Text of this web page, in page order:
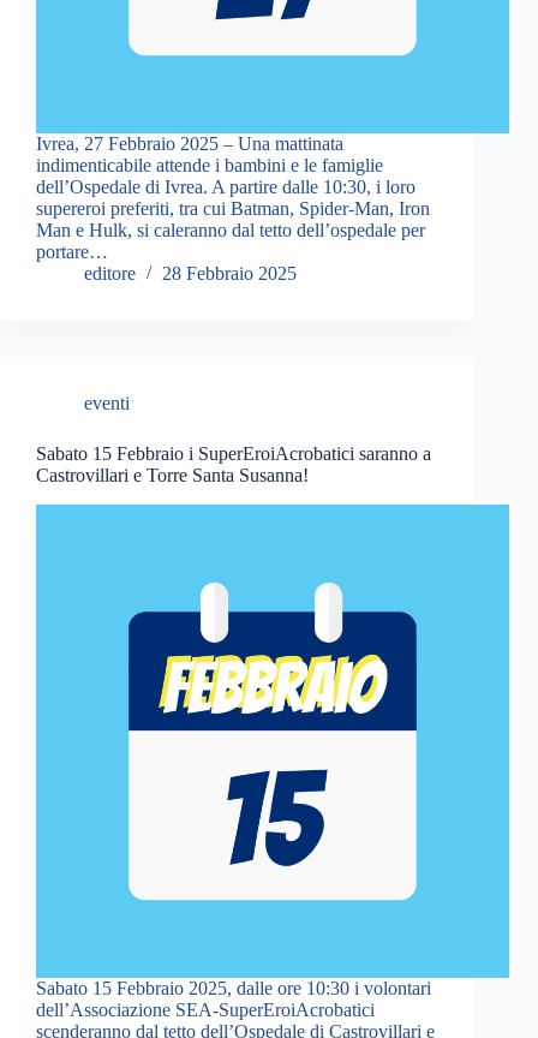
Ivrea, 27 Febbraio 2025 – Una mattinata
indimenticabile attende i bambini e le famiglie
dell’Ospedale di Ivrea. A partire dalle 10:30, i loro
supereroi preferiti, tra cui Batman, Spider-Man, Iron
Man e Hulk, si caleranno dal tetto dell’ospedale per
portare…
editore
28 Febbraio 2025
eventi
Sabato 15 Febbraio i SuperEroiAcrobatici saranno a
Castrovillari e Torre Santa Susanna!
Sabato 15 Febbraio 2025, dalle ore 10:30 i volontari
dell’Associazione SEA-SuperEroiAcrobatici
scenderanno dal tetto dell’Ospedale di Castrovillari e